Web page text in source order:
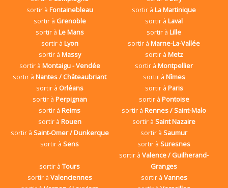
sortir à Fontainebleau sortir àLa Martinique
sortir à Grenoble sortir àLaval
sortir à Le Mans sortir àLille
sortir à Lyon sortir àMarne-La-Vallée
sortir à Massy sortir à Metz
sortir à Montaigu - Vendée sortir àMontpellier
sortir àNantes / Châteaubriant sortir à Nîmes
sortir à Orléans sortir à Paris
sortir à Perpignan sortir à Pontoise
sortir àReims sortir àRennes / Saint-Malo
sortir à Rouen sortir àSaint Nazaire
sortir à Saint-Omer / Dunkerque sortir àSaumur
sortir àSens sortir àSuresnes
sortir àTours
sortir àValence / Guilherand-
Granges
sortir à Valenciennes sortir à Vannes